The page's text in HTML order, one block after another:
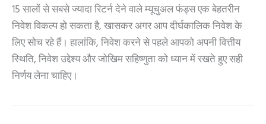
15 सालों से सबसे ज्यादा रिटर्न देने वाले म्यूचुअल फंड्स एक बेहतरीन
निवेश विकल्प हो सकता है, खासकर अगर आप दीर्घकालिक निवेश के
लिए सोच रहे हैं। हालांकि, निवेश करने से पहले आपको अपनी वित्तीय
स्थिति, निवेश उद्देश्य और जोखिम सहिष्णुता को ध्यान में रखते हुए सही
निर्णय लेना चाहिए।